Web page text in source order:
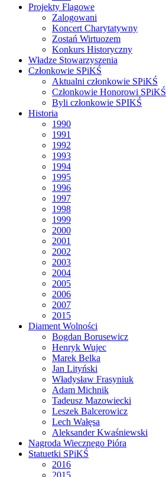
Projekty Flagowe
Zalogowani
Koncert Charytatywny
Zostań Wirtuozem
Konkurs Historyczny
Władze Stowarzyszenia
Członkowie SPiKŚ
Aktualni członkowie SPiKŚ
Członkowie Honorowi SPiKŚ
Byli członkowie SPIKŚ
Historia
1990
1991
1992
1993
1994
1995
1996
1997
1998
1999
2000
2001
2002
2003
2004
2005
2006
2007
2015
Diament Wolności
Bogdan Borusewicz
Henryk Wujec
Marek Belka
Jan Lityński
Władysław Frasyniuk
Adam Michnik
Tadeusz Mazowiecki
Leszek Balcerowicz
Lech Wałęsa
Aleksander Kwaśniewski
Nagroda Wiecznego Pióra
Statuetki SPiKŚ
2016
2015